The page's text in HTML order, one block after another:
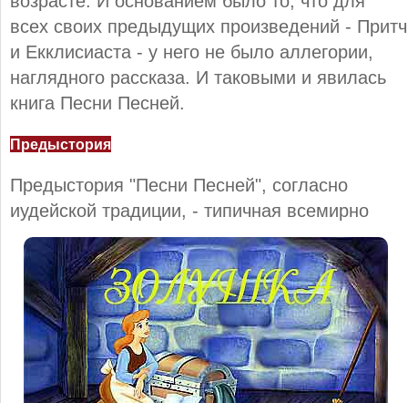
всех своих предыдущих произведений - Притч
и Екклисиаста - у него не было аллегории,
наглядного рассказа. И таковыми и явилась
книга Песни Песней.
Предыстория
Предыстория "Песни Песней", согласно
иудейской традиции, - типичная всемирно